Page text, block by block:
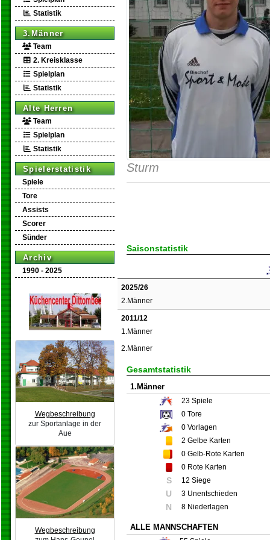
Statistik
3.Männer
Team
2. Kreisklasse
Spielplan
Statistik
Alte Herren
Team
Spielplan
Statistik
Spielerstatistik
Spiele
Tore
Assists
Scorer
Sünder
Archiv
1990 - 2025
Wegbeschreibung
zur Sportanlage in der
Aue
Wegbeschreibung
Sturm
Saisonstatistik
2025/26
2.Männer
2011/12
1.Männer
2.Männer
Gesamtstatistik
1.Männer
23 Spiele
0 Tore
0 Vorlagen
2 Gelbe Karten
0 Gelb-Rote Karten
0 Rote Karten
S 12 Siege
U 3 Unentschieden
N 8 Niederlagen
ALLE MANNSCHAFTEN